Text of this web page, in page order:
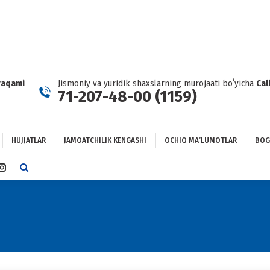
Jismoniy va yuridik shaxslarning murojaati boʻyicha
71-207-48-00 (1159)
HUJJATLAR JAMOATCHILIK KENGASHI OCHIQ MAʼLUMOTLAR
INSTAGRAM